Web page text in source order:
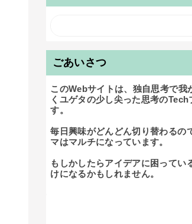
ごあいさつ
このWebサイトは、独自思考で我
くユゲタの少し尖った思考のTech
す。
毎日興味がどんどん切り替わるの
マはマルチになっています。
もしかしたらアイデアに困ってい
けになるかもしれません。